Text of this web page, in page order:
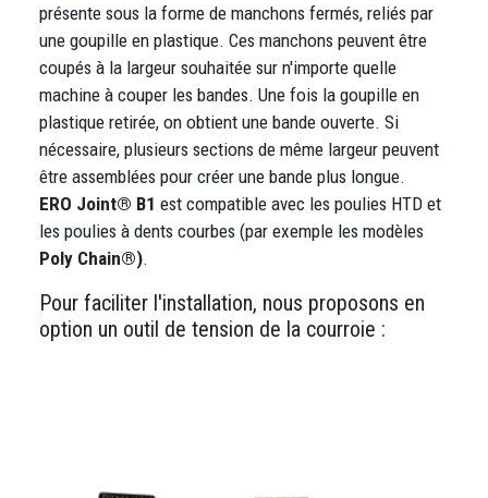
présente sous la forme de manchons fermés, reliés par
une goupille en plastique. Ces manchons peuvent être
coupés à la largeur souhaitée sur n'importe quelle
machine à couper les bandes. Une fois la goupille en
plastique retirée, on obtient une bande ouverte. Si
nécessaire, plusieurs sections de même largeur peuvent
être assemblées pour créer une bande plus longue.
ERO Joint® B1 est compatible avec les poulies HTD et
les poulies à dents courbes (par exemple les modèles
Poly Chain®).
Pour faciliter l'installation, nous proposons en
option un outil de tension de la courroie :